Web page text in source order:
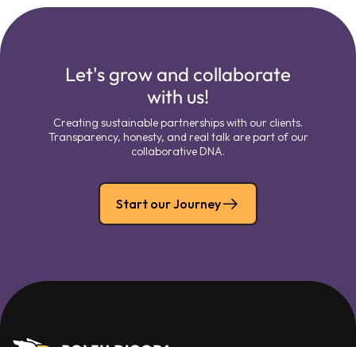
Let's grow and collaborate
with us!
Creating sustainable partnerships with our clients.
Transparency, honesty, and real talk are part of our
collaborative DNA.
Start our Journey